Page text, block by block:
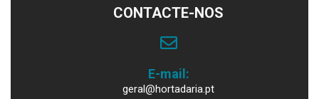
CONTACTE-NOS
E-mail:
geral@hortadaria.pt